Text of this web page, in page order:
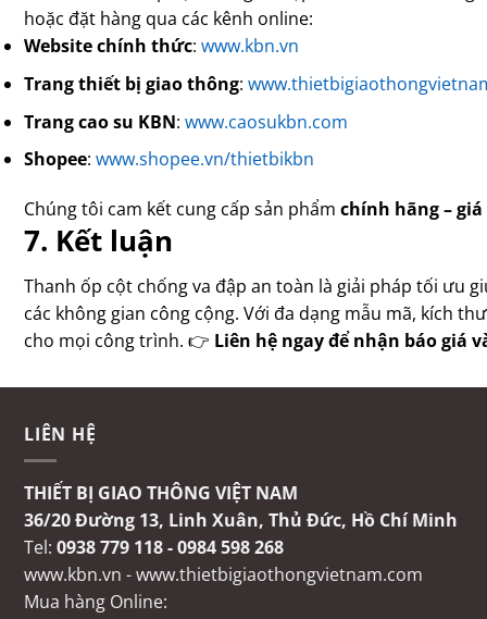
hoặc đặt hàng qua các kênh online:
Website chính thức: www.kbn.vn
Trang thiết bị giao thông:
Trang cao su KBN: www.caosukbn.com
Shopee: www.shopee.vn/thietbikbn
Chúng tôi cam kết cung cấp sản phẩm chính hãng –
7. Kết luận
Thanh ốp cột chống va đập an toàn là giải pháp tối ưu
các không gian công cộng. Với đa dạng mẫu mã, kích
cho mọi công trình. 👉 Liên hệ ngay để nhận báo giá
LIÊN HỆ
THIẾT BỊ GIAO THÔNG VIỆT NAM
36/20 Đường 13, Linh Xuân, Thủ Đức, Hồ Chí Minh
Tel: 0938 779 118 - 0984 598 268
www.kbn.vn -www.thietbigiaothongvietnam.com
Mua hàng Online: